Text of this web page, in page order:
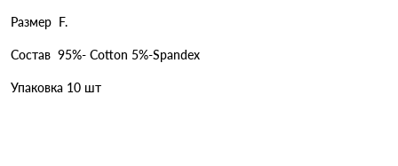
Размер F.
Состав 95%- Cotton 5%-Spandex
Упаковка 10 шт